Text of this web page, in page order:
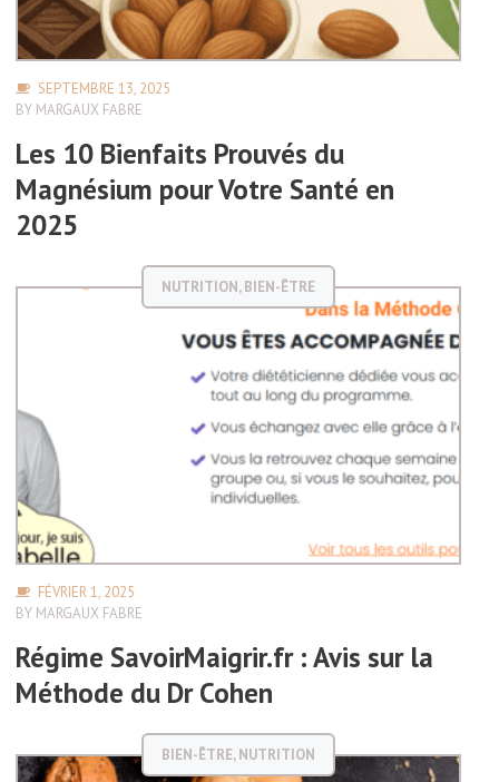
SEPTEMBRE 13, 2025
BY MARGAUX FABRE
Les 10 Bienfaits Prouvés du
Magnésium pour Votre Santé en
2025
NUTRITION,BIEN-ÊTRE
FÉVRIER 1, 2025
BY MARGAUX FABRE
Régime SavoirMaigrir.fr : Avis sur la
Méthode du Dr Cohen
BIEN-ÊTRE,NUTRITION